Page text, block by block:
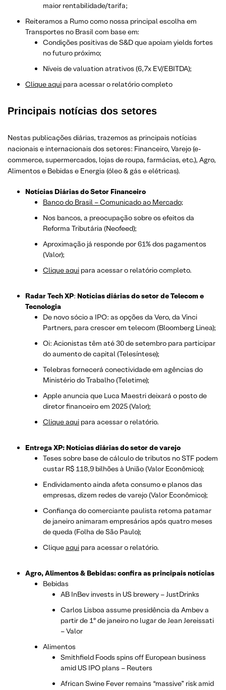
maior rentabilidade/tarifa;
Reiteramos a Rumo como nossa principal escolha em
Transportes no Brasil com base em:
Condições positivas de S&D que apoiam yields fortes
no futuro próximo;
Níveis de valuation atrativos (6,7x EV/EBITDA);
Clique aqui para acessar o relatório completo
Principais notícias dos setores
Nestas publicações diárias, trazemos as principais notícias
nacionais e internacionais dos setores: Financeiro, Varejo(e-
commerce, supermercados, lojas de roupa, farmácias, etc.), Agro,
Alimentos e Bebidas e Energia (óleo & gás e elétricas).
Notícias Diárias do Setor Financeiro
Banco do Brasil – Comunicado ao Mercado;
Nos bancos, a preocupação sobre os efeitos da
Reforma Tributária (Neofeed);
Aproximação já responde por 61% dos pagamentos
(Valor);
Clique aqui para acessar o relatório completo.
Radar Tech XP: Notícias diárias do setor de Telecom e
Tecnologia
De novo sócio a IPO: as opções da Vero, da Vinci
Partners, para crescer em telecom (Bloomberg Linea);
Oi: Acionistas têm até 30 de setembro para participar
do aumento de capital (Telesíntese);
Telebras fornecerá conectividade em agências do
Ministério do Trabalho (Teletime);
Apple anuncia que Luca Maestri deixará o posto de
diretor financeiro em 2025 (Valor);
Clique aqui para acessar o relatório.
Entrega XP: Notícias diárias do setor de varejo
Teses sobre base de cálculo de tributos no STF podem
custar R$ 118,9 bilhões à União (Valor Econômico);
Endividamento ainda afeta consumo e planos das
empresas, dizem redes de varejo (Valor Econômico);
Confiança do comerciante paulista retoma patamar
de janeiro animaram empresários após quatro meses
de queda (Folha de São Paulo);
Cliqueaqui para acessar o relatório.
Agro, Alimentos & Bebidas: confira as principais notícias
Bebidas
AB InBev invests in US brewery – JustDrinks
Carlos Lisboa assume presidência da Ambev a
partir de 1º de janeiro no lugar de Jean Jereissati
– Valor
Alimentos
Smithfield Foods spins off European business
amid US IPO plans – Reuters
African Swine Fever remains “massive” risk amid